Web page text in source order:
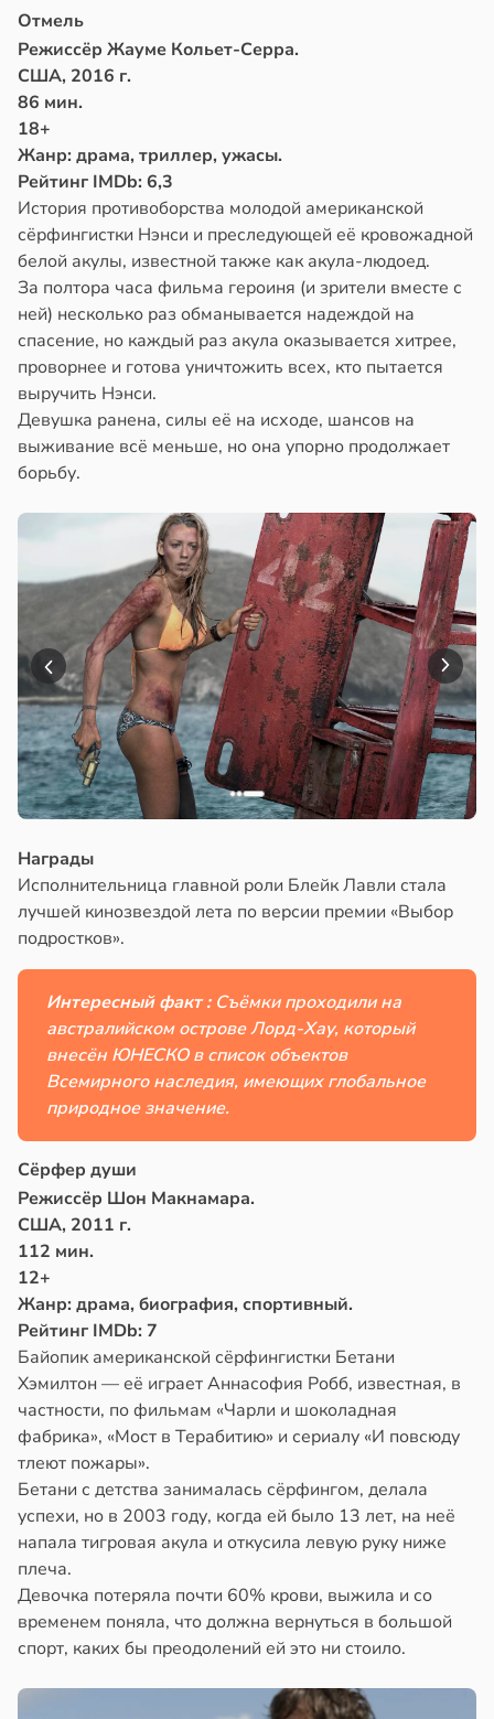
Отмель
Режиссёр Жауме Кольет-Серра.
США, 2016 г.
86 мин.
18+
Жанр: драма, триллер, ужасы.
Рейтинг IMDb: 6,3
История противоборства молодой американской
сёрфингистки Нэнси и преследующей её кровожадной
белой акулы, известной также как акула-людоед.
За полтора часа фильма героиня (и зрители вместе с
ней) несколько раз обманывается надеждой на
спасение, но каждый раз акула оказывается хитрее,
проворнее и готова уничтожить всех, кто пытается
выручить Нэнси.
Девушка ранена, силы её на исходе, шансов на
выживание всё меньше, но она упорно продолжает
борьбу.
Награды
Исполнительница главной роли Блейк Лавли стала
лучшей кинозвездой лета по версии премии «Выбор
подростков».
Интересный факт : Съёмки проходили на
австралийском острове Лорд-Хау, который
внесён ЮНЕСКО в список объектов
Всемирного наследия, имеющих глобальное
природное значение.
Сёрфер души
Режиссёр Шон Макнамара.
США, 2011 г.
112 мин.
12+
Жанр: драма, биография, спортивный.
Рейтинг IMDb: 7
Байопик американской сёрфингистки Бетани
Хэмилтон — её играет Аннасофия Робб, известная, в
частности, по фильмам «Чарли и шоколадная
фабрика», «Мост в Терабитию» и сериалу «И повсюду
тлеют пожары».
Бетани с детства занималась сёрфингом, делала
успехи, но в 2003 году, когда ей было 13 лет, на неё
напала тигровая акула и откусила левую руку ниже
плеча.
Девочка потеряла почти 60% крови, выжила и со
временем поняла, что должна вернуться в большой
спорт, каких бы преодолений ей это ни стоило.